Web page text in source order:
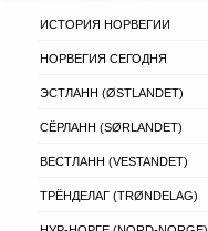
ИСТОРИЯ НОРВЕГИИ
НОРВЕГИЯ СЕГОДНЯ
ЭСТЛАНН (ØSTLANDET)
СЁРЛАНН (SØRLANDET)
ВЕСТЛАНН (VESTANDET)
ТРЁНДЕЛАГ (TRØNDELAG)